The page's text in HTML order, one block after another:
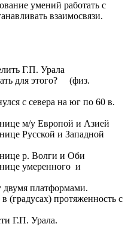
умений работать с
взаимосвязи.
гор Урала
Г.П. Урала
для этого? (физ.
с севера на юг по 60 в.
и Азией
и Западной
и Оби
и
(градусах) протяженность с
Г.П. Урала.